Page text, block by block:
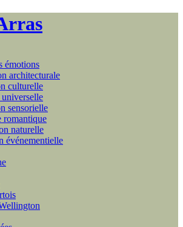
émotions
architecturale
culturelle
sensorielle
romantique
naturelle
événementielle